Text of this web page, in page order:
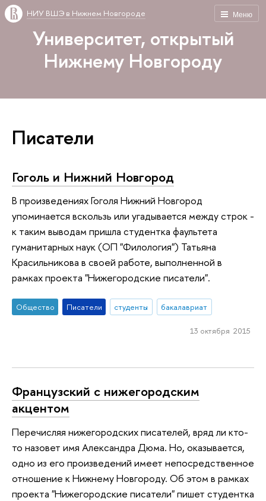
Меню
НИУ ВШЭ в Нижнем Новгороде
Университет, открытый
Нижнему Новгороду
Писатели
Гоголь и Нижний Новгород
В произведениях Гоголя Нижний Новгород
упоминается вскользь или угадывается между строк -
к таким выводам пришла студентка фаультета
гуманитарных наук (ОП "Филология") Татьяна
Красильникова в своей работе, выполненной в
рамках проекта "Нижегородские писатели".
Общество Писатели студенты бакалавриат
13 октября 2015
Французский с нижегородским
акцентом
Перечисляя нижегородских писателей, вряд ли кто-
то назовет имя Александра Дюма. Но, оказывается,
одно из его произведений имеет непосредственное
отношение к Нижнему Новгороду. Об этом в рамках
проекта "Нижегородские писатели" пишет студентка